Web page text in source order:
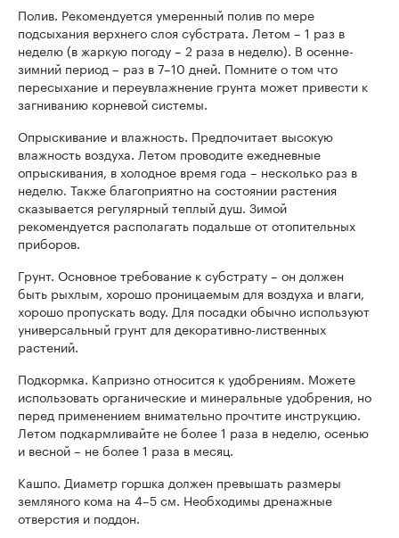
Полив. Рекомендуется умеренный полив по мере
подсыхания верхнего слоя субстрата. Летом – 1 раз в
неделю (в жаркую погоду – 2 раза в неделю). В осенне-
зимний период – раз в 7–10 дней. Помните о том что
пересыхание и переувлажнение грунта может привести к
загниванию корневой системы.
Опрыскивание и влажность. Предпочитает высокую
влажность воздуха. Летом проводите ежедневные
опрыскивания, в холодное время года – несколько раз в
неделю. Также благоприятно на состоянии растения
сказывается регулярный теплый душ. Зимой
рекомендуется располагать подальше от отопительных
приборов.
Грунт. Основное требование к субстрату – он должен
быть рыхлым, хорошо проницаемым для воздуха и влаги,
хорошо пропускать воду. Для посадки обычно используют
универсальный грунт для декоративно-лиственных
растений.
Подкормка. Капризно относится к удобрениям. Можете
использовать органические и минеральные удобрения, но
перед применением внимательно прочтите инструкцию.
Летом подкармливайте не более 1 раза в неделю, осенью
и весной – не более 1 раза в месяц.
Кашпо. Диаметр горшка должен превышать размеры
земляного кома на 4–5 см. Необходимы дренажные
отверстия и поддон.